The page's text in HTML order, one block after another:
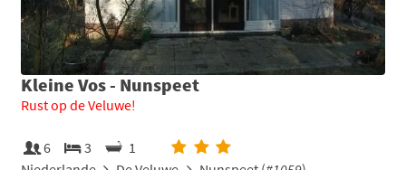
Kleine Vos - Nunspeet
Rust op de Veluwe!
6 3
1